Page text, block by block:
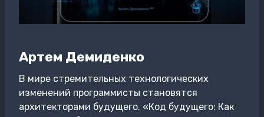
Артем Демиденко
В мире стремительных технологических
изменений программисты становятся
архитекторами будущего. «Код будущего: Как